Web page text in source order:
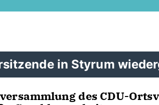
in Styrum
des CDU-